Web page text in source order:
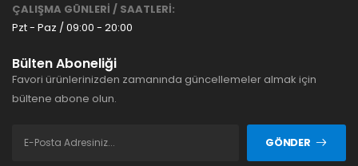
ÇALIŞMA GÜNLERİ / SAATLERİ:
Pzt - Paz / 09:00 - 20:00
Bülten Aboneliği
Favori ürünlerinizden zamanında güncellemeler almak için
bültene abone olun.
GÖNDER